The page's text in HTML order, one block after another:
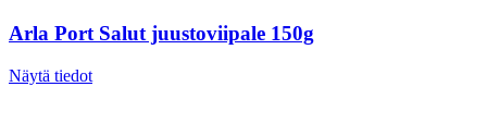
Arla Port Salut juustoviipale 150g
Näytä tiedot